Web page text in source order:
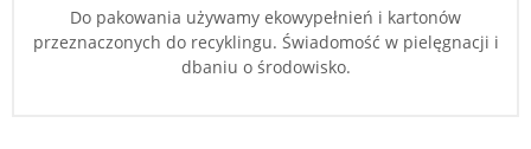
Do pakowania używamy ekowypełnień i kartonów
przeznaczonych do recyklingu. Świadomość w pielęgnacji i
dbaniu o środowisko.